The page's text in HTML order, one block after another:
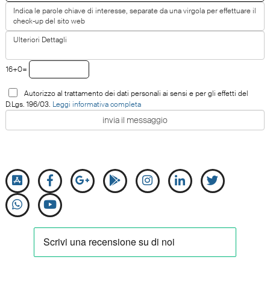
16+0=
Autorizzo al trattamento dei dati personali ai sensi e per gli effetti del
D.Lgs. 196/03. Leggi informativa completa